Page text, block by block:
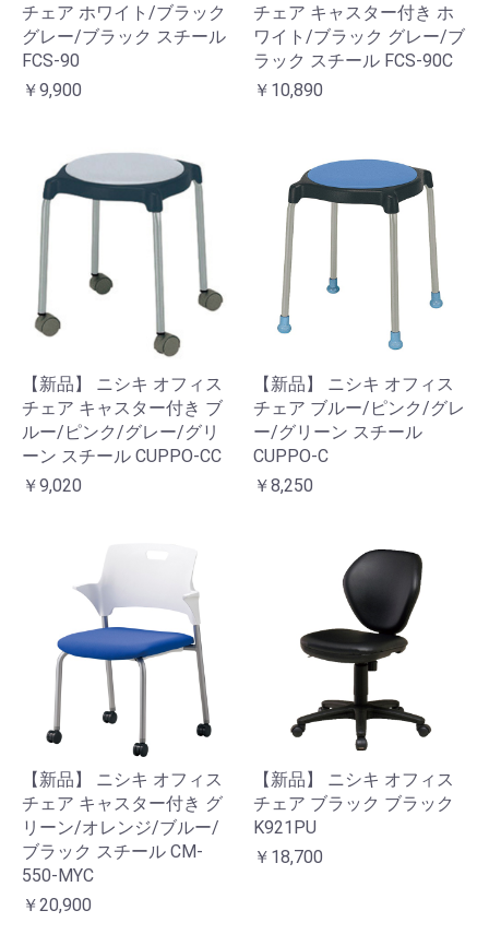
チェア ホワイト/ブラック
グレー/ブラック スチール
FCS-90
￥9,900
チェア キャスター付き ホ
ワイト/ブラック グレー/ブ
ラック スチール FCS-90C
￥10,890
【新品】 ニシキ オフィス
チェア キャスター付き ブ
ルー/ピンク/グレー/グリ
ーン スチール CUPPO-CC
￥9,020
【新品】 ニシキ オフィス
チェア ブルー/ピンク/グレ
ー/グリーン スチール
CUPPO-C
￥8,250
【新品】 ニシキ オフィス
チェア キャスター付き グ
リーン/オレンジ/ブルー/
ブラック スチール CM-
550-MYC
￥20,900
【新品】 ニシキ オフィス
チェア ブラック ブラック
K921PU
￥18,700